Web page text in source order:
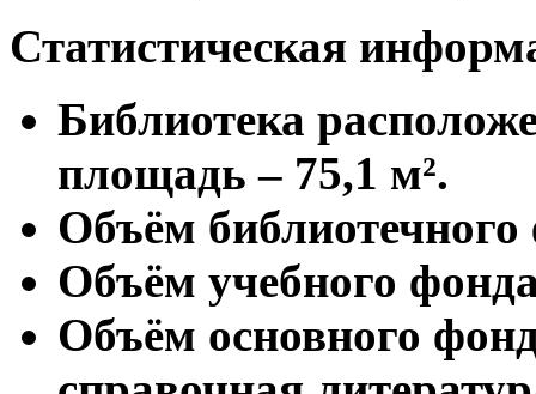
Статистическая
Библиотека
площадь – 75,1 м².
Объём
Объём учебного
Объём основного